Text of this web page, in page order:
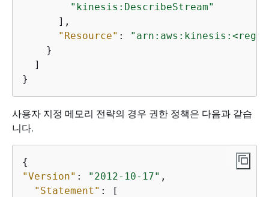
"kinesis:DescribeStream"
      ],
"Resource" :
    }
  ]
}
사용자 지정 메모리 전략의 경우 권한 정책은 다음과 같습
니다.
{
"Version" : "2012-10-17" ,
"Statement" : [